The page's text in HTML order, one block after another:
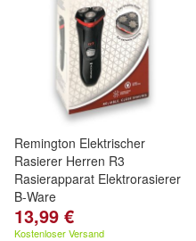
Remington Elektrischer
Rasierer Herren R3
Rasierapparat Elektrorasierer
B-Ware
13,99 €
Kostenloser Versand